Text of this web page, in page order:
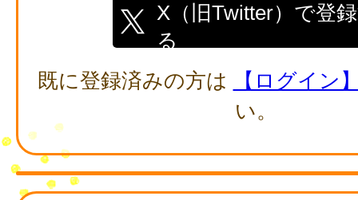
X（旧Twitter）で登
る
既に登録済みの方は
【ログイン
い。